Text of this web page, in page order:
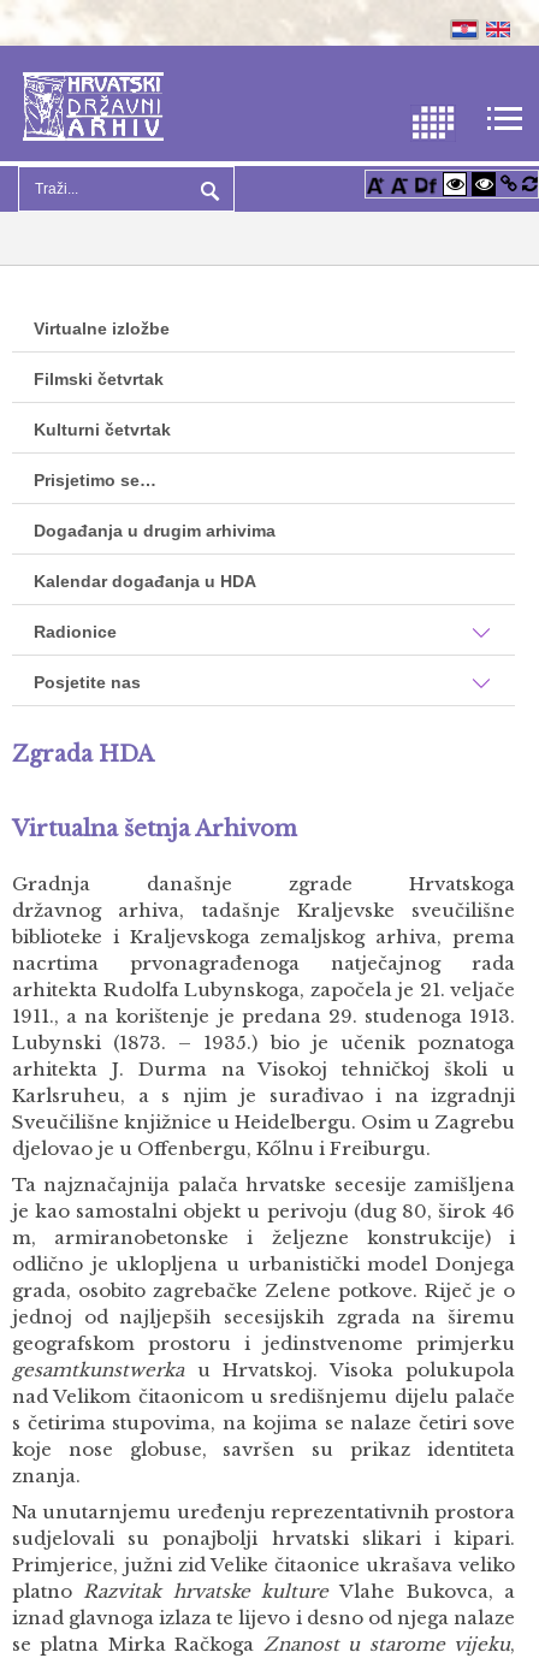
Virtualne izložbe
Filmski četvrtak
Kulturni četvrtak
Prisjetimo se…
Događanja u drugim arhivima
Kalendar događanja u HDA
Radionice
Posjetite nas
Zgrada HDA
Virtualna šetnja Arhivom
Gradnja današnje zgrade Hrvatskoga
državnog arhiva, tadašnje Kraljevske sveučilišne
biblioteke i Kraljevskoga zemaljskog arhiva, prema
nacrtima prvonagrađenoga natječajnog rada
arhitekta Rudolfa Lubynskoga, započela je 21. veljače
1911., a na korištenje je predana 29. studenoga 1913.
Lubynski (1873. – 1935.) bio je učenik poznatoga
arhitekta J. Durma na Visokoj tehničkoj školi u
Karlsruheu, a s njim je surađivao i na izgradnji
Sveučilišne knjižnice u Heidelbergu. Osim u Zagrebu
djelovao je u Offenbergu, Kőlnu i Freiburgu.
Ta najznačajnija palača hrvatske secesije zamišljena
je kao samostalni objekt u perivoju (dug 80, širok 46
m, armiranobetonske i željezne konstrukcije) i
odlično je uklopljena u urbanistički model Donjega
grada, osobito zagrebačke Zelene potkove. Riječ je o
jednoj od najljepših secesijskih zgrada na širemu
geografskom prostoru i jedinstvenome primjerku
gesamtkunstwerkau Hrvatskoj. Visoka polukupola
nad Velikom čitaonicom u središnjemu dijelu palače
s četirima stupovima, na kojima se nalaze četiri sove
koje nose globuse, savršen su prikaz identiteta
znanja.
Na unutarnjemu uređenju reprezentativnih prostora
sudjelovali su ponajbolji hrvatski slikari i kipari.
Primjerice, južni zid Velike čitaonice ukrašava veliko
platnoRazvitak hrvatske kultureVlahe Bukovca, a
iznad glavnoga izlaza te lijevo i desno od njega nalaze
se platna Mirka Račkoga Znanost u starome vijeku,